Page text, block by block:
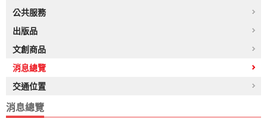
公共服務
出版品
文創商品
消息總覽
交通位置
消息總覽